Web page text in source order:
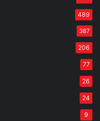
489
387
206
77
26
24
9